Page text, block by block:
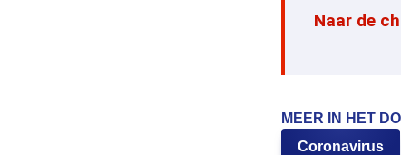
Naar de
MEER IN HET
Coronavirus